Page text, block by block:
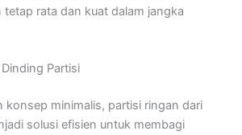
rata dan kuat dalam jangka
Partisi
konsep minimalis, partisi ringan dari
solusi efisien untuk membagi